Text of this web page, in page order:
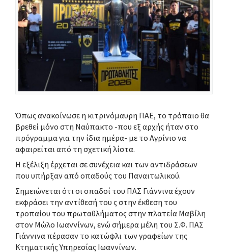
Όπως ανακοίνωσε η κιτρινόμαυρη ΠΑΕ, το τρόπαιο θα
βρεθεί μόνο στη Ναύπακτο -που εξ αρχής ήταν στο
πρόγραμμα για την ίδια ημέρα- με το Αγρίνιο να
αφαιρείται από τη σχετική λίστα.
Η εξέλιξη έρχεται σε συνέχεια και των αντιδράσεων
που υπήρξαν από οπαδούς του Παναιτωλικού.
Σημειώνεται ότι οι οπαδοί του ΠΑΣ Γιάννινα έχουν
εκφράσει την αντίθεσή του ς στην έκθεση του
τροπαίου του πρωταθλήματος στην πλατεία Μαβίλη
στον Μώλο Ιωαννίνων, ενώ σήμερα μέλη του Σ.Φ. ΠΑΣ
Γιάννινα πέρασαν το κατώφλι των γραφείων της
Κτηματικής Υπηρεσίας Ιωαννίνων.